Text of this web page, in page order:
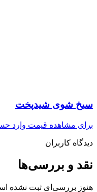
سیخ شوی شیدپخت
برای مشاهده قیمت وارد
دیدگاه کاربران
نقد و بررسی‌ها
هنوز بررسی‌ای ثبت نشده